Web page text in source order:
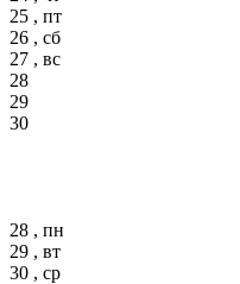
25 , пт
26 , сб
27 , вс
28
29
30
28 , пн
29 , вт
30 , ср